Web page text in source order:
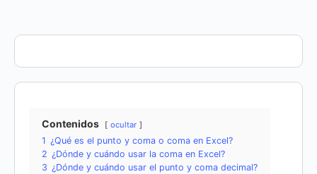
Contenidos ocultar
1 ¿Qué es el punto y coma o coma en Excel?
2 ¿Dónde y cuándo usar la coma en Excel?
3 ¿Dónde y cuándo usar el punto y coma decimal?